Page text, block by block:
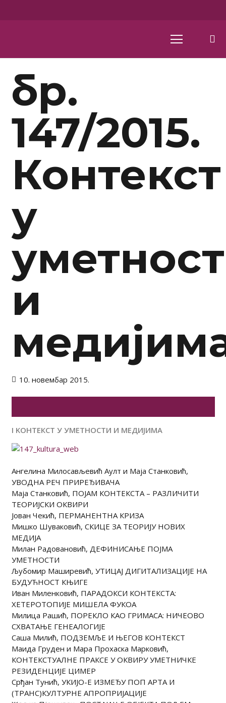
бр.
147/2015.
Контекст
у
и
10. новембар 2015.
I KOНТЕКСТ У УМЕТНОСТИ И МЕДИЈИМА
Ангелина Милосављевић Аулт и Маја Станковић,
УВОДНА РЕЧ ПРИРЕЂИВАЧА
Маја Станковић, ПОЈАМ КОНТЕКСТА – РАЗЛИЧИТИ
ТЕОРИЈСКИ ОКВИРИ
Јован Чекић, ПЕРМАНЕНТНА КРИЗА
Мишко Шуваковић, СКИЦЕ ЗА ТЕОРИЈУ НОВИХ
МЕДИЈА
Милан Радовановић, ДЕФИНИСАЊЕ ПОЈМА
УМЕТНОСТИ
Љубомир Маширевић, УТИЦАЈ ДИГИТАЛИЗАЦИЈЕ НА
БУДУЋНОСТ КЊИГЕ
Иван Миленковић, ПАРАДОКСИ КОНТЕКСТА:
ХЕТЕРОТОПИЈЕ МИШЕЛА ФУКОА
Милица Рашић, ПОРЕКЛО КАО ГРИМАСА: НИЧЕОВО
СХВАТАЊЕ ГЕНЕАЛОГИЈЕ
Саша Милић, ПОДЗЕМЉЕ И ЊЕГОВ КОНТЕКСТ
Маида Груден и Мара Прохаска Марковић,
КОНТЕКСТУАЛНЕ ПРАКСЕ У ОКВИРУ УМЕТНИЧКЕ
РЕЗИДЕНЦИЈЕ ЦИМЕР
Срђан Тунић, УКИJО-Е ИЗМЕЂУ ПОП АРТА И
(ТРАНС)КУЛТУРНЕ АПРОПРИЈАЦИЈЕ